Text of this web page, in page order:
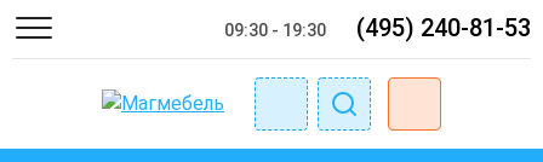
09:30 - 19:30 (495) 240-81-53